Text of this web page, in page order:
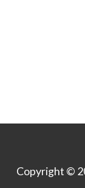
Copyright ©